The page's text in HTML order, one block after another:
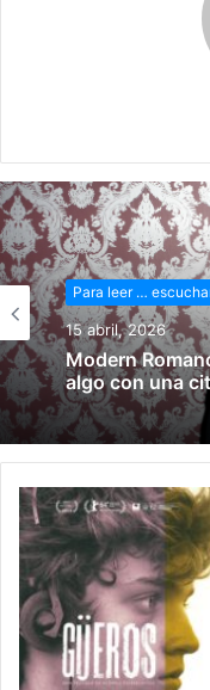
Para leer …
15 abril, 2026
Modern
algo con una
Para leer …
15 marzo, 2026
Arráncame la
dolor